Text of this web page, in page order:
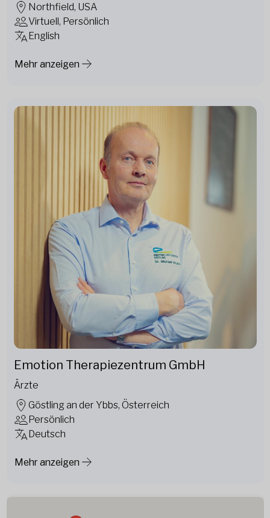
Northfield, USA
Virtuell, Persönlich
English
Mehr anzeigen
Emotion Therapiezentrum GmbH
Ärzte
Göstling an der Ybbs, Österreich
Persönlich
Deutsch
Mehr anzeigen